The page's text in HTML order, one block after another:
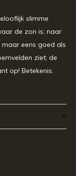
slimme
de zon is; naar
maar eens goed als
ziet; de
op! Betekenis: